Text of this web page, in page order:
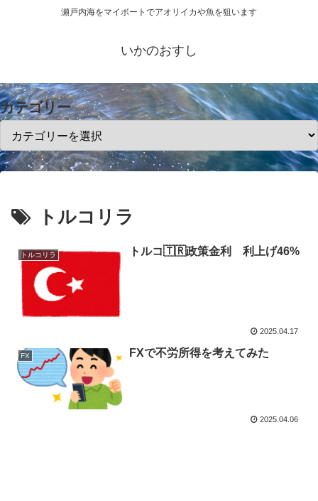
瀬戸内海をマイボートでアオリイカや魚を狙います
いかのおすし
カテゴリー
トルコリラ
トルコリラ トルコ🇹🇷政策金利 利上げ46%
2025.04.17
FX FXで不労所得を考えてみた
2025.04.06